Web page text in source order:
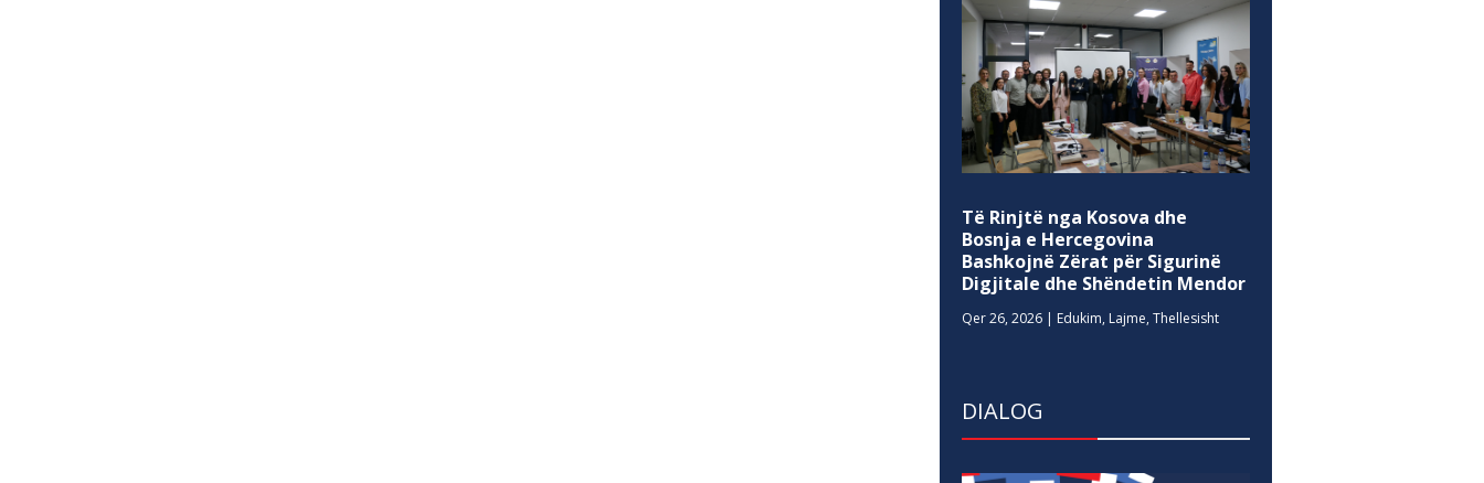
Të Rinjtë nga Kosova dhe
Bosnja e Hercegovina
Bashkojnë Zërat për Sigurinë
Digjitale dhe Shëndetin Mendor
Qer 26, 2026 | Edukim, Lajme,Thellesisht
DIALOG